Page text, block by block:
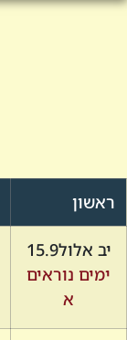
ראשון
יב אלול15.9
ימים נוראים
א